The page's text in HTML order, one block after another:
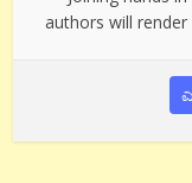
authors will